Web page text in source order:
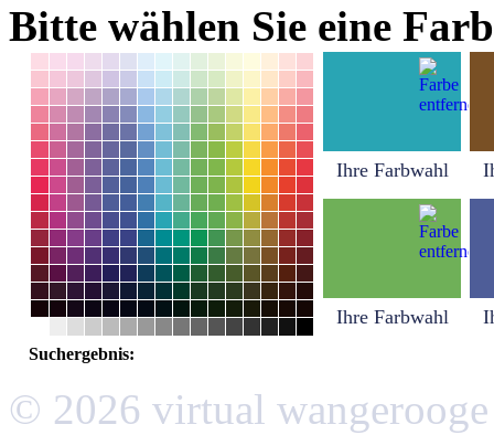
Bitte wählen Sie eine
Ihre Farbwahl
Ihre Farbwahl
Suchergebnis:
© 2026 virtual wangerooge